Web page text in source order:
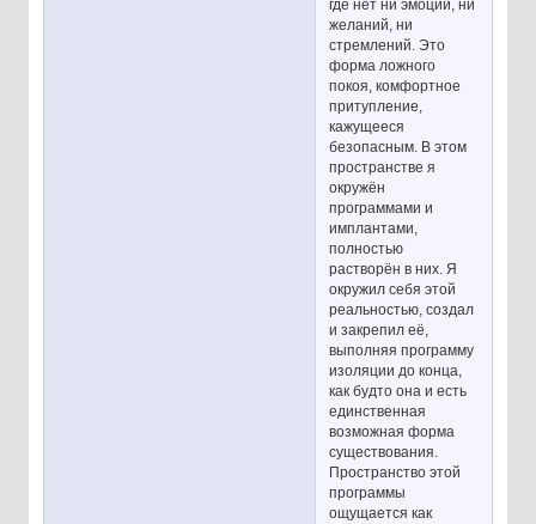
где нет ни эмоций, ни
желаний, ни
стремлений. Это
форма ложного
покоя, комфортное
притупление,
кажущееся
безопасным. В этом
пространстве я
окружён
программами и
имплантами,
полностью
растворён в них. Я
окружил себя этой
реальностью, создал
и закрепил её,
выполняя программу
изоляции до конца,
как будто она и есть
единственная
возможная форма
существования.
Пространство этой
программы
ощущается как